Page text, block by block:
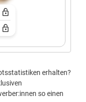
erhalten?
so einen